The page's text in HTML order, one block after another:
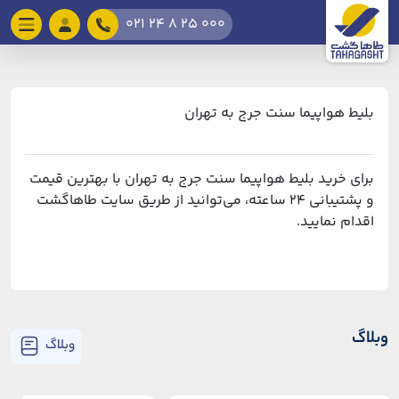
021 24 8 25 000
بلیط هواپیما سنت جرج به تهران
برای خرید بلیط هواپیما سنت جرج به تهران با بهترین قیمت
و پشتیبانی ۲۴ ساعته، می‌توانید از طریق سایت طاهاگشت
اقدام نمایید.
وبلاگ وبلاگ